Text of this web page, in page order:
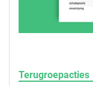
Terugroepacties